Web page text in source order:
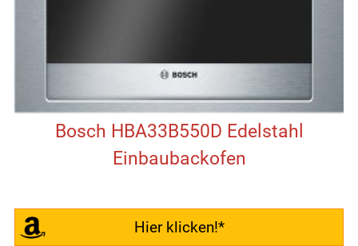
Bosch HBA33B550D Edelstahl
Einbaubackofen
Hier klicken!*